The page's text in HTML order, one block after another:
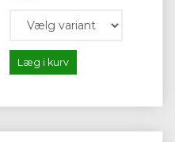
Læg i kurv